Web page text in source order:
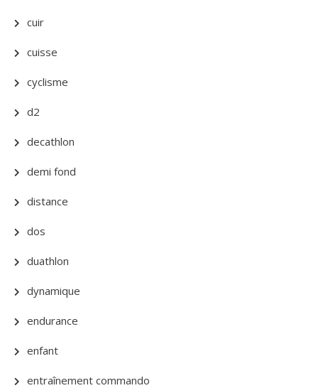
cuir
cuisse
cyclisme
d2
decathlon
demi fond
distance
dos
duathlon
dynamique
endurance
enfant
entraînement commando